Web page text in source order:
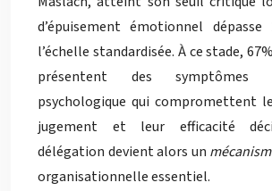
d’épuisement émotionnel
l’échelle standardisée. À ce stade,
présentent des symptômes
psychologique qui compromettent
jugement et leur efficacité
délégation devient alors un
organisationnelle essentiel.